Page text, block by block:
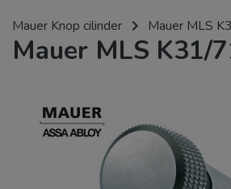
Mauer Knop cilinder navigate_next Mauer MLS
Mauer MLS K31/